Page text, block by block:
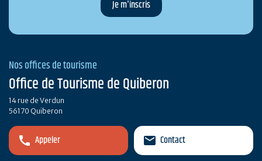
Nos offices de tourisme
Office de Tourisme de Quiberon
14 rue de Verdun
56170 Quiberon
Appeler Contact